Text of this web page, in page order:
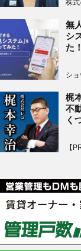
株式
無
シ
た
シ
梶
不
く
【